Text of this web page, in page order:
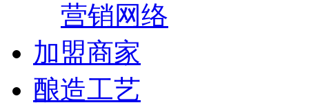
营销网络
加盟商家
酿造工艺